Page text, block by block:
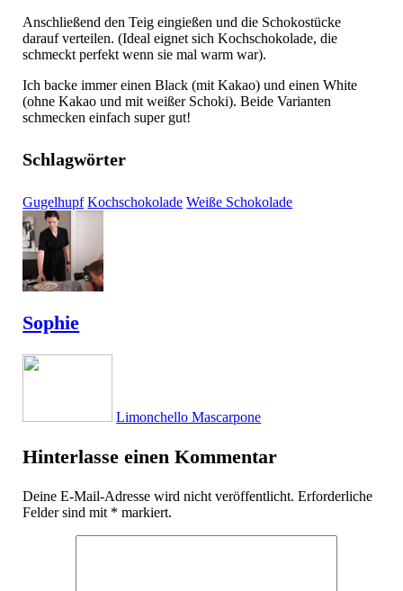
Anschließend den Teig eingießen und die Schokostücke
darauf verteilen. (Ideal eignet sich Kochschokolade, die
schmeckt perfekt wenn sie mal warm war).
Ich backe immer einen Black (mit Kakao) und einen White
(ohne Kakao und mit weißer Schoki). Beide Varianten
schmecken einfach super gut!
Schlagwörter
Gugelhupf Kochschokolade Weiße Schokolade
Sophie
Limonchello Mascarpone
Hinterlasse einen Kommentar
Deine E-Mail-Adresse wird nicht veröffentlicht. Erforderliche
Felder sind mit * markiert.